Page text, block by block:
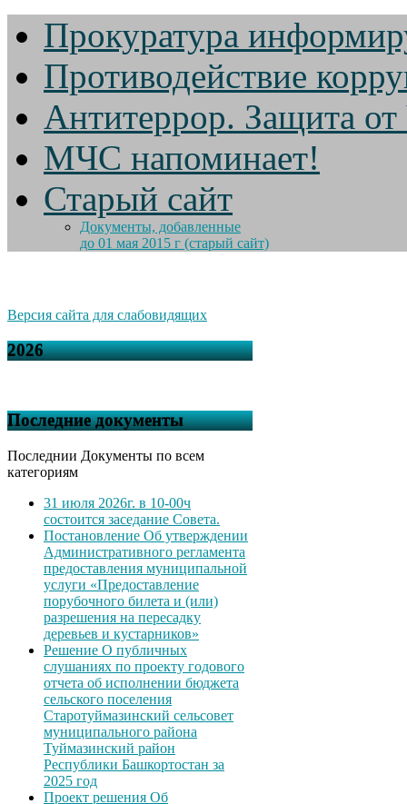
Прокуратура
Противодействие
Антитеррор. Защита
МЧС напоминает!
Старый сайт
Документы, добавленные
до 01 мая 2015 г (старый сайт)
Версия сайта для слабовидящих
2026
Последние документы
Последнии Документы по всем
категориям
31 июля 2026г. в 10-00ч
состоится заседание Совета.
Постановление Об утверждении
Административного регламента
предоставления муниципальной
услуги «Предоставление
порубочного билета и (или)
разрешения на пересадку
деревьев и кустарников»
Решение О публичных
слушаниях по проекту годового
отчета об исполнении бюджета
сельского поселения
Старотуймазинский сельсовет
муниципального района
Туймазинский район
Республики Башкортостан за
2025 год
Проект решения Об